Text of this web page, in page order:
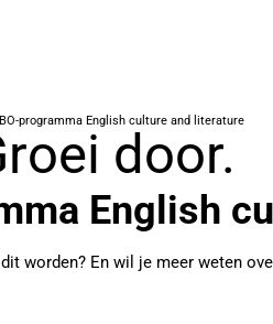
door.
programma English culture and literature
English
worden? En wil je meer weten